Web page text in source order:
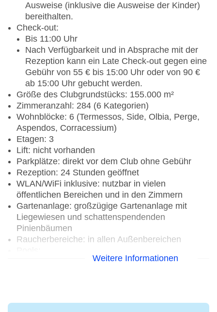
Ausweise (inklusive die Ausweise der Kinder)
bereithalten.
Check-out:
Bis 11:00 Uhr
Nach Verfügbarkeit und in Absprache mit der
Rezeption kann ein Late Check-out gegen eine
Gebühr von 55 € bis 15:00 Uhr oder von 90 €
ab 15:00 Uhr gebucht werden.
Größe des Clubgrundstücks: 155.000 m²
Zimmeranzahl: 284 (6 Kategorien)
Wohnblöcke: 6 (Termessos, Side, Olbia, Perge,
Aspendos, Corracessium)
Etagen: 3
Lift: nicht vorhanden
Parkplätze: direkt vor dem Club ohne Gebühr
Rezeption: 24 Stunden geöffnet
WLAN/WiFi inklusive: nutzbar in vielen
öffentlichen Bereichen und in den Zimmern
Gartenanlage: großzügige Gartenanlage mit
Liegewiesen und schattenspendenden
Pinienbäumen
Raucherbereiche: in allen Außenbereichen
Weitere Informationen